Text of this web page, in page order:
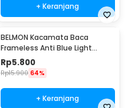
+ Keranjang
BELMON Kacamata Baca
Frameless Anti Blue Light
Reading Plus 1 - 641
Rp5.800
Rp15.900 64%
+ Keranjang